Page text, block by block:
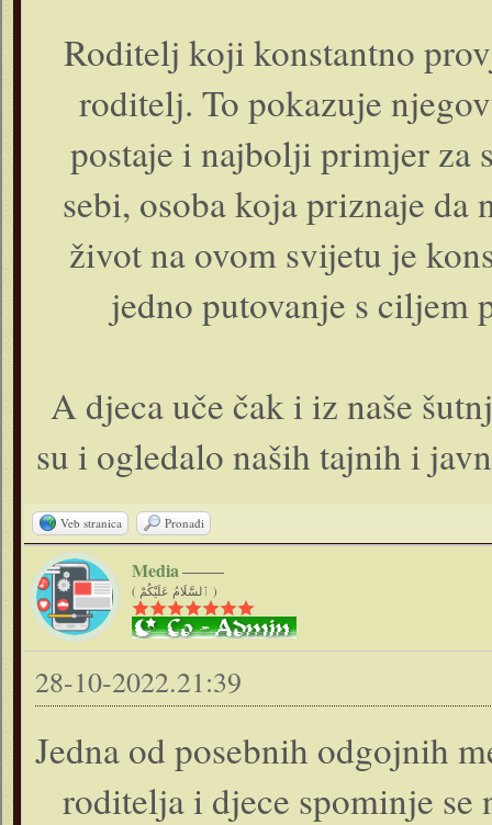
Roditelj koji konstantno
roditelj. To pokazuje
postaje i najbolji primjer za
sebi, osoba koja priznaje da
život na ovom svijetu je
jedno putovanje s ciljem
A djeca uče čak i iz naše
su i ogledalo naših tajnih i
Veb stranica Pronađi
Media
( ٱلسَّلَامُ عَلَيْكُمْ )
28-10-2022.21:39
Jedna od posebnih odgojnih
roditelja i djece spominje se